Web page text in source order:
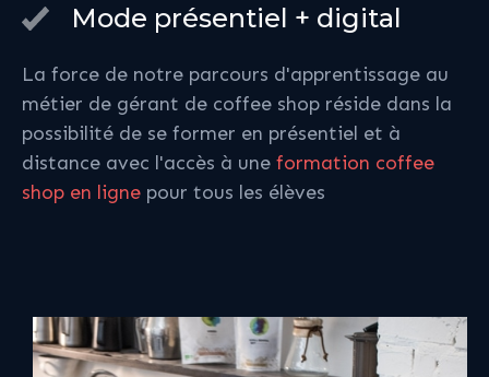
Mode présentiel + digital
La force de notre parcours d'apprentissage au
métier de gérant de coffee shop réside dans la
possibilité de se former en présentiel et à
distance avec l'accès à une formation coffee
shop en ligne pour tous les élèves